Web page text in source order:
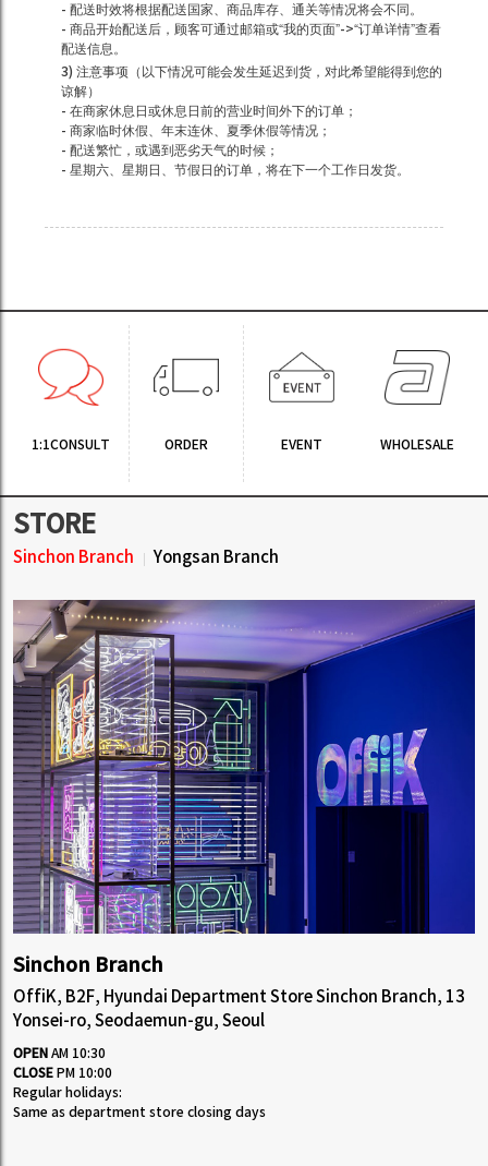
- 配送时效将根据配送国家、商品库存、通关等情况将会不同。
- 商品开始配送后，顾客可通过邮箱或“我的页面”->“订单详情”查看
配送信息。
3) 注意事项（以下情况可能会发生延迟到货，对此希望能得到您的
谅解）
- 在商家休息日或休息日前的营业时间外下的订单；
- 商家临时休假、年末连休、夏季休假等情况；
- 配送繁忙，或遇到恶劣天气的时候；
- 星期六、星期日、节假日的订单，将在下一个工作日发货。
1:1CONSULT ORDER EVENT WHOLESALE
STORE
Sinchon Branch Yongsan Branch
Sinchon Branch
OffiK, B2F, Hyundai Department Store Sinchon Branch, 13
Yonsei-ro, Seodaemun-gu, Seoul
OPEN AM 10:30
CLOSE PM 10:00
Regular holidays:
Same as department store closing days